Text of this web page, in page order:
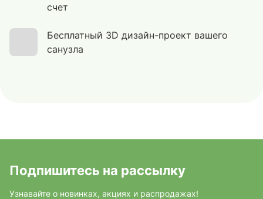
счет
Бесплатный 3D дизайн-проект вашего
санузла
Подпишитесь на рассылку
Узнавайте о новинках, акциях и распродажах!